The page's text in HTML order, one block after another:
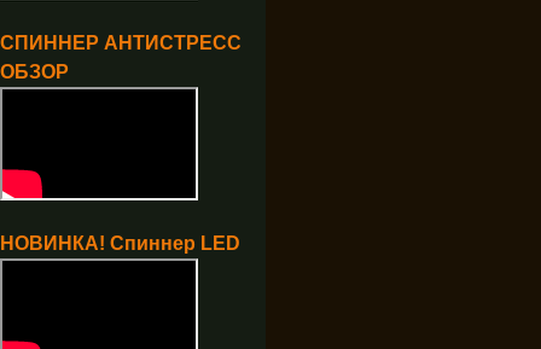
СПИННЕР АНТИСТРЕСС
ОБЗОР
НОВИНКА! Спиннер LED